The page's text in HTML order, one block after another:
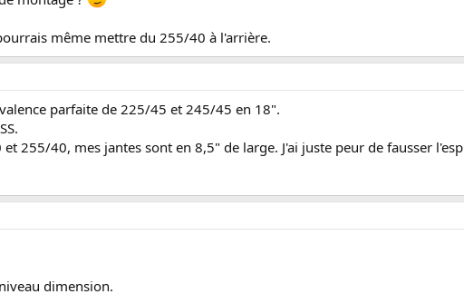
même mettre du 255/40 à l'arrière.
parfaite de 225/45 et 245/45 en 18".
255/40, mes jantes sont en 8,5" de large. J'ai juste peur de fausser l'esp
dimension.